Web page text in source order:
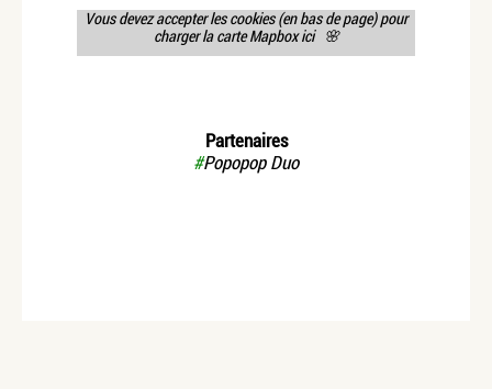
Vous devez accepter les cookies (en bas de page) pour
charger la carte Mapbox ici 🌸
Partenaires
#Popopop Duo